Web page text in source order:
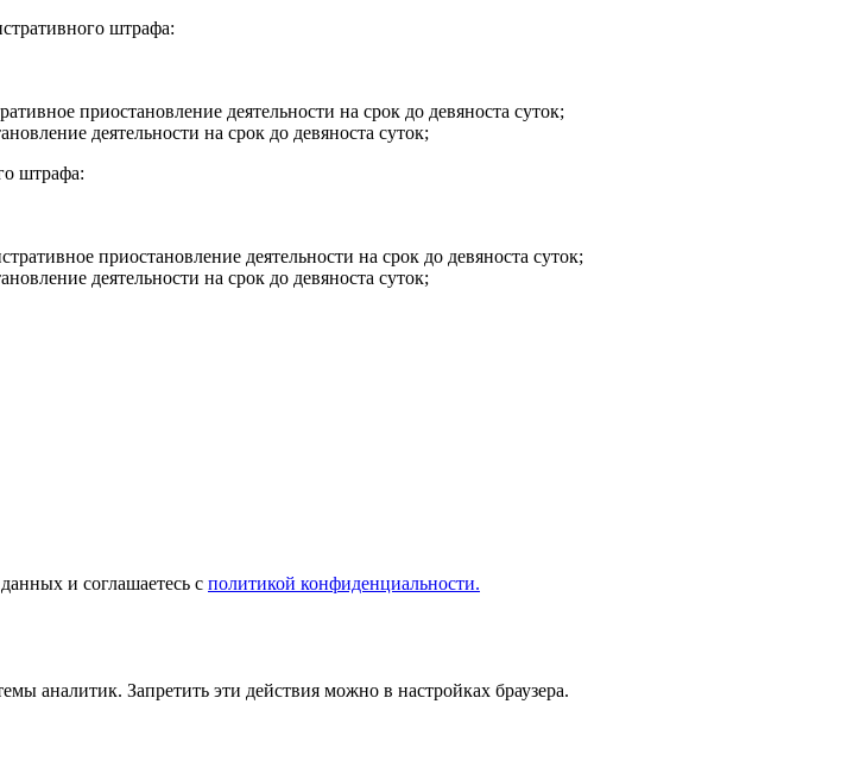
штрафа:
приостановление деятельности на срок до девяноста суток;
деятельности на срок до девяноста суток;
штрафа:
приостановление деятельности на срок до девяноста суток;
деятельности на срок до девяноста суток;
и соглашаетесь с политикой конфиденциальности.
аналитик. Запретить эти действия можно в настройках браузера.